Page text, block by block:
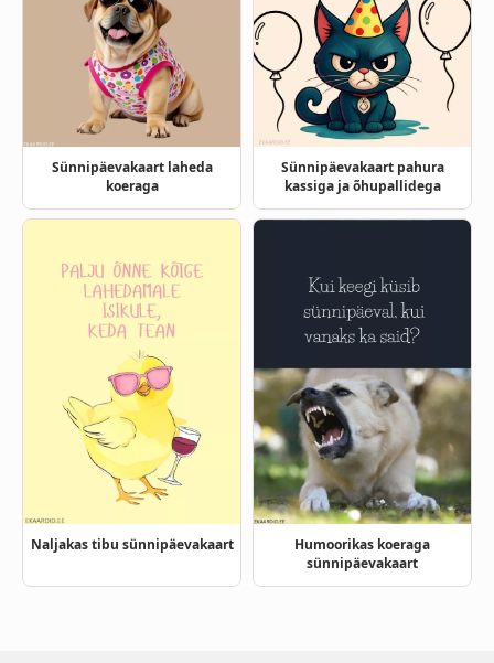
Sünnipäevakaart laheda
koeraga
Sünnipäevakaart pahura
kassiga ja õhupallidega
Naljakas tibu sünnipäevakaart
Humoorikas koeraga
sünnipäevakaart